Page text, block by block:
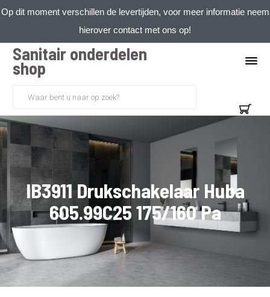
Op dit moment verschillen de levertijden, voor meer informatie neem
hierover contact met ons op!
Sanitair onderdelen
shop
IB3911 Drukschakelaar Huba
605.99C25 175/160 Pa